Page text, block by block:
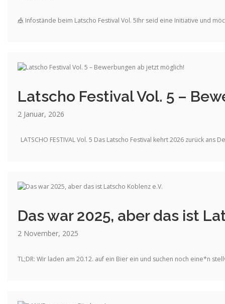
🎪 Infostände beim Latscho Festival Vol. 5Ihr seid eine Initiative und
Latscho Festival Vol. 5 –
2 Januar, 2026
LATSCHO FESTIVAL Vol. 5 Das Latscho Festival kehrt 2026 zurück
Das war 2025, aber das ist
2 November, 2025
TL;DR: Wir laden am 20.12. auf ein Bier ein und suchen noch eine*n